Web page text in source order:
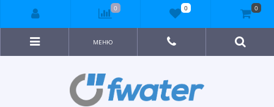
МЕНЮ
0 0 0